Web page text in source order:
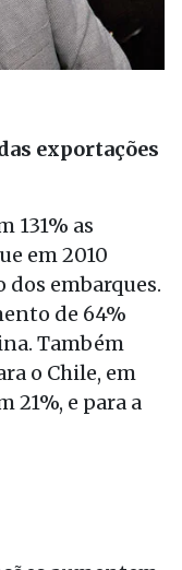
exportações
131% as
em 2010
embarques.
de 64%
Também
o Chile, em
21%, e para a